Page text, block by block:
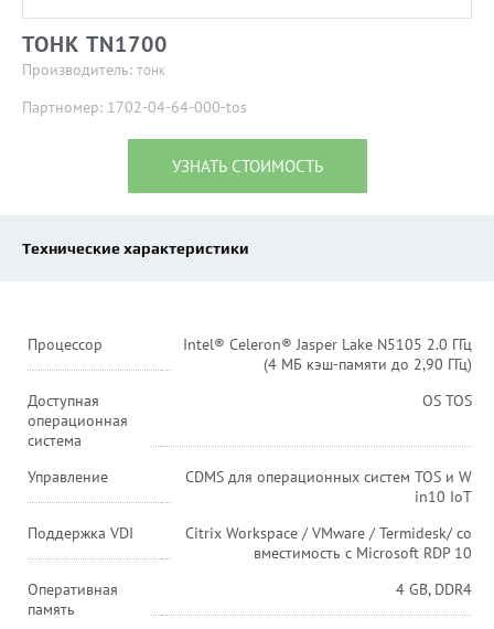
ТОНК TN1700
Производитель: ТОНК
Партномер: 1702-04-64-000-tos
УЗНАТЬ СТОИМОСТЬ
Технические характеристики
Процессор
Intel® Celeron® Jasper Lake N5105 2.0 ГГц
(4 МБ кэш-памяти до 2,90 ГГц)
Доступная
операционная
система
OS TOS
Управление
CDMS для операционных систем TOS и W
in10 IoT
Поддержка VDI
Citrix Workspace / VMware / Termidesk/ со
вместимость с Microsoft RDP 10
Оперативная
память
4 GB, DDR4